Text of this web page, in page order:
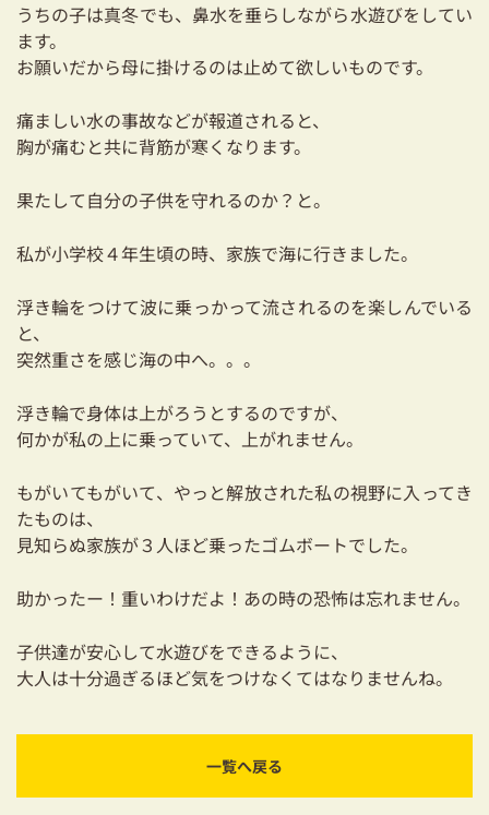
03-3334-0334
うちの子は真冬でも、鼻水を垂らしながら水遊びをしてい
ます。
お願いだから母に掛けるのは止めて欲しいものです。
痛ましい水の事故などが報道されると、
胸が痛むと共に背筋が寒くなります。
果たして自分の子供を守れるのか？と。
私が小学校４年生頃の時、家族で海に行きました。
浮き輪をつけて波に乗っかって流されるのを楽しんでいる
と、
突然重さを感じ海の中へ。。。
浮き輪で身体は上がろうとするのですが、
何かが私の上に乗っていて、上がれません。
もがいてもがいて、やっと解放された私の視野に入ってき
たものは、
見知らぬ家族が３人ほど乗ったゴムボートでした。
助かったー！重いわけだよ！あの時の恐怖は忘れません。
子供達が安心して水遊びをできるように、
大人は十分過ぎるほど気をつけなくてはなりませんね。
一覧へ戻る